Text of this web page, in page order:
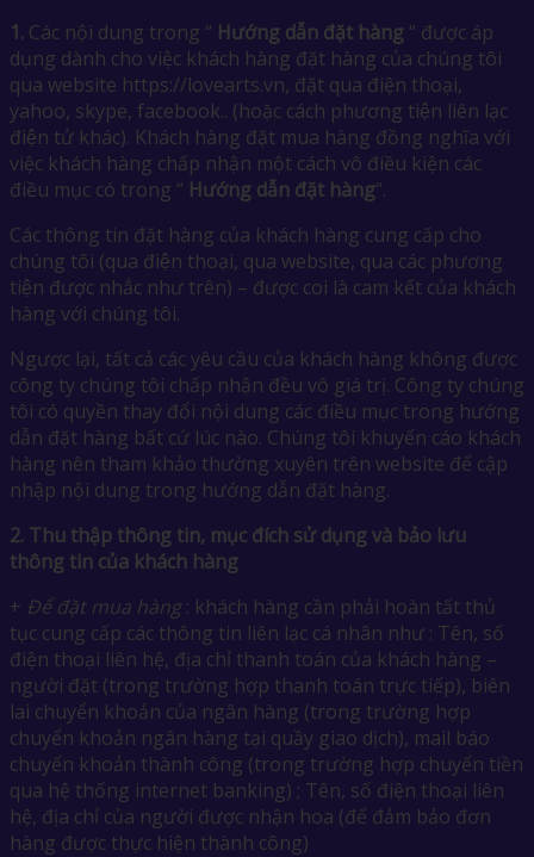
1. Các nội dung trong “ Hướng dẫn đặt hàng“ được áp
dụng dành cho việc khách hàng đặt hàng của chúng tôi
qua website https://lovearts.vn, đặt qua điện thoại,
yahoo, skype, facebook.. (hoặc cách phương tiện liên lạc
điện tử khác). Khách hàng đặt mua hàng đồng nghĩa với
việc khách hàng chấp nhận một cách vô điều kiện các
điều mục có trong “ Hướng dẫn đặt hàng“.
Các thông tin đặt hàng của khách hàng cung cấp cho
chúng tôi (qua điện thoại, qua website, qua các phương
tiện được nhắc như trên) – được coi là cam kết của khách
hàng với chúng tôi.
Ngược lại, tất cả các yêu cầu của khách hàng không được
công ty chúng tôi chấp nhận đều vô giá trị. Công ty chúng
tôi có quyền thay đổi nội dung các điều mục trong hướng
dẫn đặt hàng bất cứ lúc nào. Chúng tôi khuyến cáo khách
hàng nên tham khảo thường xuyên trên website để cập
nhập nội dung trong hướng dẫn đặt hàng.
2. Thu thập thông tin, mục đích sử dụng và bảo lưu
thông tin của khách hàng
+ Để đặt mua hàng : khách hàng cần phải hoàn tất thủ
tục cung cấp các thông tin liên lạc cá nhân như : Tên, số
điện thoại liên hệ, địa chỉ thanh toán của khách hàng –
người đặt (trong trường hợp thanh toán trực tiếp), biên
lai chuyển khoản của ngân hàng (trong trường hợp
chuyển khoản ngân hàng tại quầy giao dịch), mail báo
chuyển khoản thành công (trong trường hợp chuyển tiền
qua hệ thống internet banking) ; Tên, số điện thoại liên
hệ, địa chỉ của người được nhận hoa (để đảm bảo đơn
hàng được thực hiện thành công)